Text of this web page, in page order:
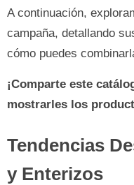
A continuación,
campaña, detallando
cómo puedes
¡Comparte este
mostrarles los
Tendencias
y Enterizos